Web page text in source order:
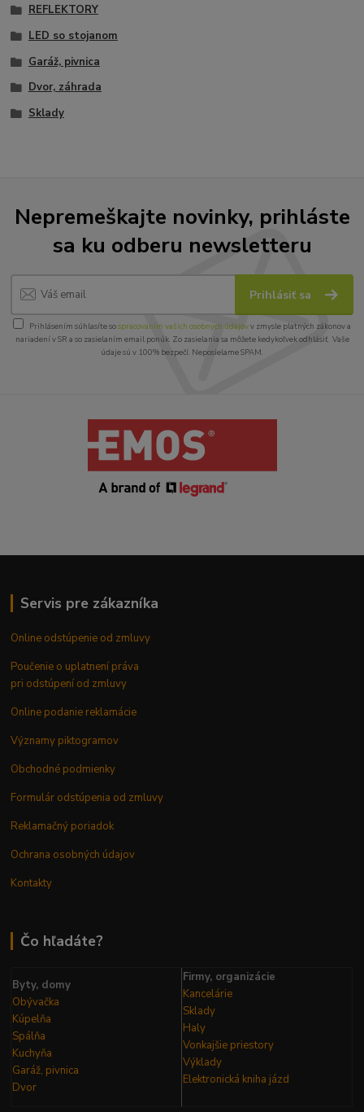
REFLEKTORY
LED so stojanom
Garáž, pivnica
Dvor, záhrada
Sklady
Nepremeškajte novinky, prihláste
sa ku odberu newsletteru
Prihlásiť sa
Prihlásením súhlasíte sospracovaním vašich osobných údajovv zmysle platných zákonov a
nariadení v SR a so zasielaním email ponúk. Zo zasielania sa môžete kedykoľvek odhlásiť. Vaše
údaje sú v 100% bezpečí. Neposielame SPAM.
Servis pre zákazníka
Online odstúpenie od zmluvy
Poučenie o uplatnení práva
pri odstúpení od zmluvy
Online podanie reklamácie
Významy piktogramov
Obchodné podmienky
Formulár odstúpenia od zmluvy
Reklamačný poriadok
Ochrana osobných údajov
Kontakty
Čo hľadáte?
Byty, domy
Obývačka
Kúpelňa
Spálňa
Kuchyňa
Garáž, pivnica
Dvor
Firmy, organizácie
Kancelárie
Sklady
Haly
Vonkajšie priestory
Výklady
Elektronická kniha jázd